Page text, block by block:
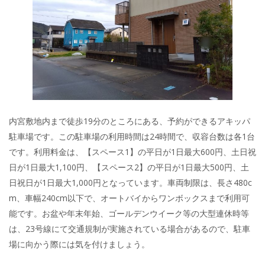
内宮敷地内まで徒歩19分のところにある、予約ができるアキッパ
駐車場です。この駐車場の利用時間は24時間で、収容台数は各1台
です。利用料金は、【スペース1】の平日が1日最大600円、土日祝
日が1日最大1,100円、【スペース2】の平日が1日最大500円、土
日祝日が1日最大1,000円となっています。車両制限は、長さ480c
m、車幅240cm以下で、オートバイからワンボックスまで利用可
能です。お盆や年末年始、ゴールデンウイーク等の大型連休時等
は、23号線にて交通規制が実施されている場合があるので、駐車
場に向かう際には気を付けましょう。